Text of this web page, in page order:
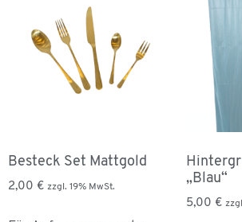
Besteck Set Mattgold
2,00 € zzgl. 19% MwSt.
„Blau“
5,00 €